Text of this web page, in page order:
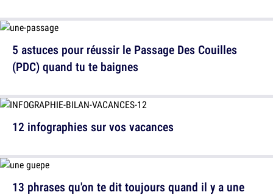
5 astuces pour réussir le Passage Des Couilles
(PDC) quand tu te baignes
13 phrases qu'on te dit toujours quand il y a une
12 infographies sur vos vacances